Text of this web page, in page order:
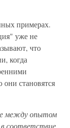
примерах.
уже не
что
когда
становятся
между опытом
соответствие.